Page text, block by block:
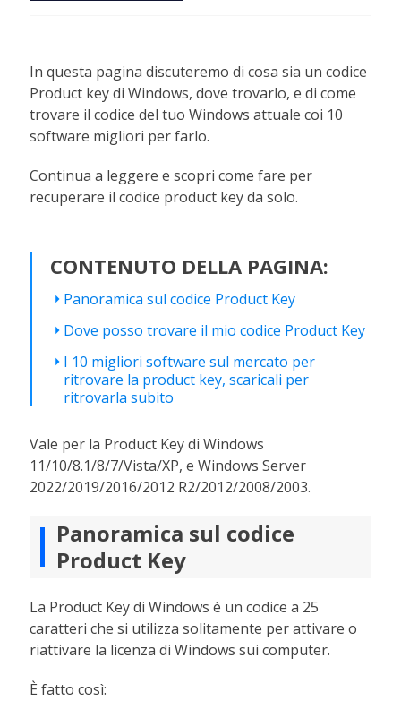
In questa pagina discuteremo di cosa sia un codice
Product key di Windows, dove trovarlo, e di come
trovare il codice del tuo Windows attuale coi 10
software migliori per farlo.
Continua a leggere e scopri come fare per
recuperare il codice product key da solo.
CONTENUTO DELLA PAGINA:
Panoramica sul codice Product Key
Dove posso trovare il mio codice Product Key
I 10 migliori software sul mercato per
ritrovare la product key, scaricali per
ritrovarla subito
Vale per la Product Key di Windows
11/10/8.1/8/7/Vista/XP, e Windows Server
2022/2019/2016/2012 R2/2012/2008/2003.
Panoramica sul codice
Product Key
La Product Key di Windows è un codice a 25
caratteri che si utilizza solitamente per attivare o
riattivare la licenza di Windows sui computer.
È fatto così: